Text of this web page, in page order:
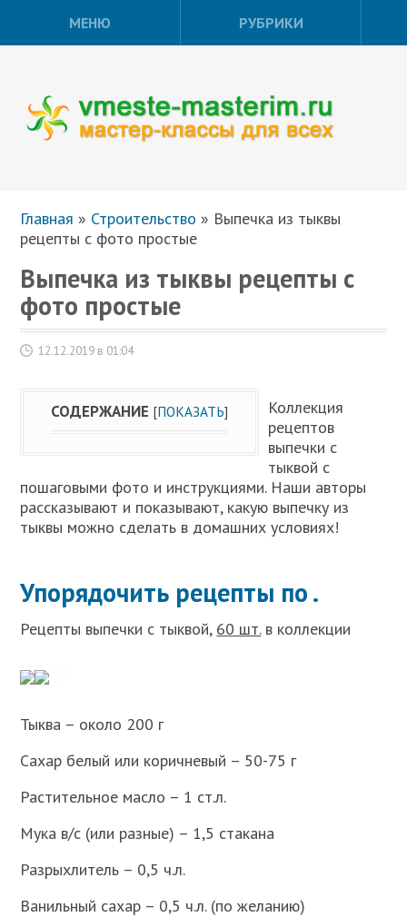
МЕНЮ РУБРИКИ
Главная » Строительство » Выпечка из тыквы
рецепты с фото простые
Выпечка из тыквы рецепты с
фото простые
12.12.2019 в 01:04
СОДЕРЖАНИЕ [ПОКАЗАТЬ]
Коллекция
рецептов
выпечки с
тыквой с
пошаговыми фото и инструкциями. Наши авторы
рассказывают и показывают, какую выпечку из
тыквы можно сделать в домашних условиях!
Упорядочить рецепты по .
Рецепты выпечки с тыквой, 60 шт.в коллекции
Тыква – около 200 г
Сахар белый или коричневый – 50-75 г
Растительное масло – 1 ст.л.
Мука в/с (или разные) – 1,5 стакана
Разрыхлитель – 0,5 ч.л.
Ванильный сахар – 0,5 ч.л. (по желанию)